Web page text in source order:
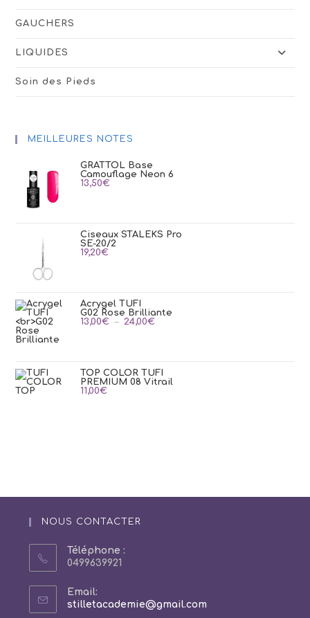
GAUCHERS
LIQUIDES
Soin des Pieds
MEILLEURES NOTES
GRATTOL Base
Camouflage Neon 6
13,50€
Ciseaux STALEKS Pro
SE-20/2
19,20€
Acrygel TUFI
G02 Rose Brilliante
13,00€ – 24,00€
24,00€
TOP COLOR TUFI
PREMIUM 08 Vitrail
11,00€
NOUS CONTACTER
Téléphone :
0499639921
Email:
stilletacademie@gmail.comS’ouvre